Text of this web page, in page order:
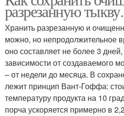
разрезанную
Хранить разрезанную и
можно, но непродолжительное
оно составляет не более 3
зависимости от создаваемого
– от недели до месяца. В
лежит принцип Вант-Гоффа:
температуру продукта на 10
порча ускоряется примерно в